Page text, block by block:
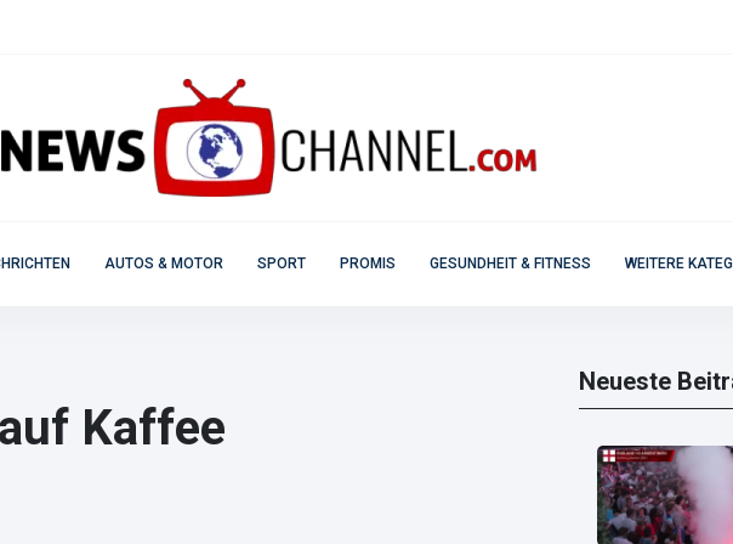
AUTOS & MOTOR SPORT PROMIS GESUNDHEIT & FITNESS WEITERE
Kaffee
Neueste